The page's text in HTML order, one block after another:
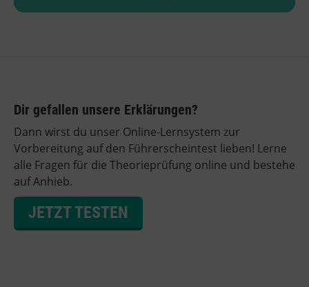
Dir gefallen unsere Erklärungen?
Dann wirst du unser Online-Lernsystem zur
Vorbereitung auf den Führerscheintest lieben! Lerne
alle Fragen für die Theorieprüfung online und bestehe
auf Anhieb.
JETZT TESTEN